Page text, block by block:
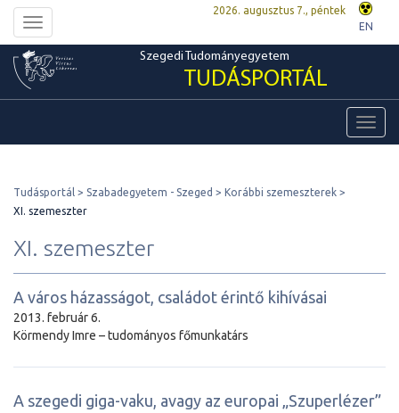
Toggle
navigation
2026. augusztus 7., péntek
EN
Szegedi Tudományegyetem
TUDÁSPORTÁL
Tudásportál Szabadegyetem - Szeged
Korábbi szemeszterek
XI. szemeszter
XI. szemeszter
A város házasságot, családot érintő kihívásai
2013. február 6.
Körmendy Imre – tudományos főmunkatárs
A szegedi giga-vaku, avagy az europai „Szuperlézer”